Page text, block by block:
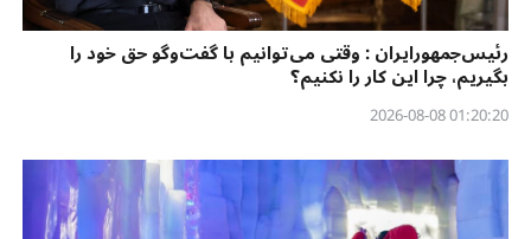
رئیس‌جمهورایران : وقتی می‌توانیم با گفت‌وگو حق خود را
بگیریم، چرا این کار را نکنیم؟
01:20:20 2026-08-08